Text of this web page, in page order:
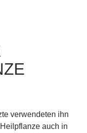
verwendeten ihn
auch in